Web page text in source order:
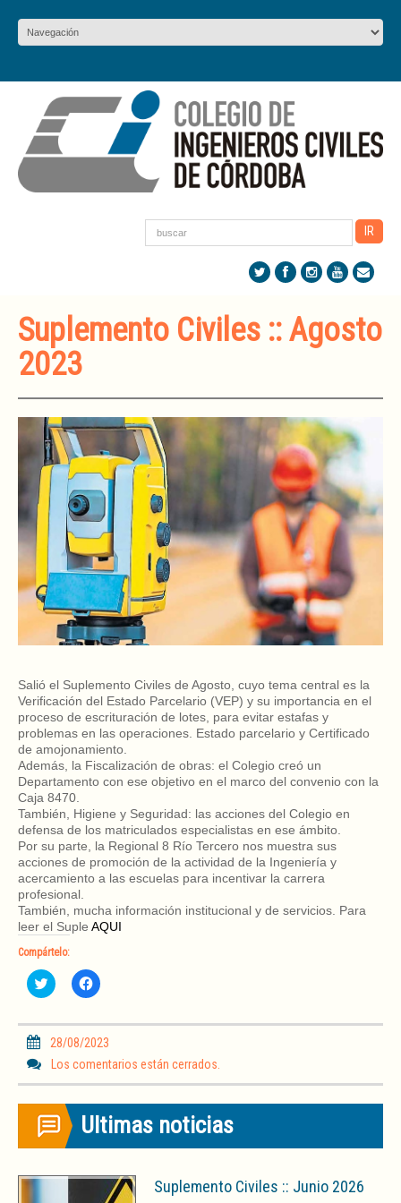
Suplemento Civiles :: Agosto
2023
Salió el Suplemento Civiles de Agosto, cuyo tema central es la
Verificación del Estado Parcelario (VEP) y su importancia en el
proceso de escrituración de lotes, para evitar estafas y
problemas en las operaciones. Estado parcelario y Certificado
de amojonamiento.
Además, la Fiscalización de obras: el Colegio creó un
Departamento con ese objetivo en el marco del convenio con la
Caja 8470.
También, Higiene y Seguridad: las acciones del Colegio en
defensa de los matriculados especialistas en ese ámbito.
Por su parte, la Regional 8 Río Tercero nos muestra sus
acciones de promoción de la actividad de la Ingeniería y
acercamiento a las escuelas para incentivar la carrera
profesional.
También, mucha información institucional y de servicios. Para
leer el Suple AQUI
Compártelo:
H
a
l
i
c
p
a
r
c
o
m
t
H
a
l
i
c
p
a
r
c
o
m
t
28/08/2023
Los comentarios están cerrados.
Ultimas noticias
Suplemento Civiles :: Junio 2026